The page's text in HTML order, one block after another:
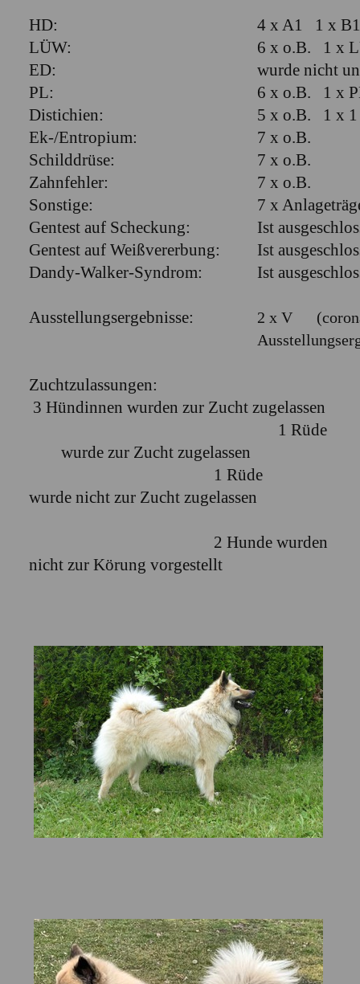
HD:
4 x A1
LÜW:
6 x o.B. 1 x
ED:
wurde nicht
PL:
6 x o.B. 1 x
Distichien:
5 x o.B. 1 x
Ek-/Entropium:
7 x o.B.
Schilddrüse:
7 x
Zahnfehler:
7 x o.B.
Sonstige:
7 x
Gentest auf Scheckung:
Ist
Gentest auf Weißvererbung:
Ist
Dandy-Walker-Syndrom:
Ist
Ausstellungsergebnisse:
2 x V
Zuchtzulassungen:
3 Hündinnen wurden zur Zucht zugelassen
1 Rüde
wurde zur Zucht zugelassen
1 Rüde
wurde nicht zur Zucht zugelassen
2 Hunde wurden
nicht zur Körung vorgestellt